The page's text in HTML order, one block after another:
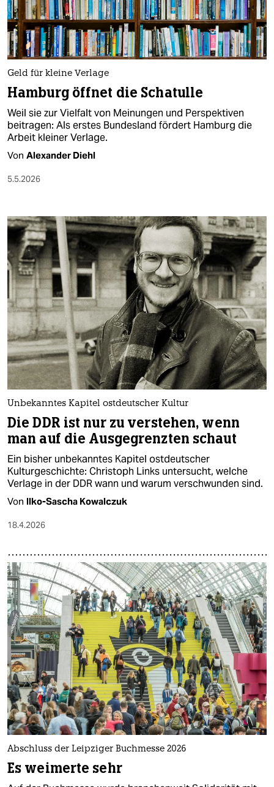
nord
wahrheit
verlag
verlag
veranstaltungen
shop
fragen & hilfe
abo
genossenschaft
epaper login
Geld für kleine Verlage
Hamburg öffnet die Schatulle
Weil sie zur Vielfalt von Meinungen und Perspektiven
beitragen: Als erstes Bundesland fördert Hamburg die
Arbeit kleiner Verlage.
Von Alexander Diehl
5.5.2026
Unbekanntes Kapitel ostdeutscher Kultur
Die DDR ist nur zu verstehen, wenn
man auf die Ausgegrenzten schaut
Ein bisher unbekanntes Kapitel ostdeutscher
Kulturgeschichte: Christoph Links untersucht, welche
Verlage in der DDR wann und warum verschwunden sind.
Von Ilko-Sascha Kowalczuk
18.4.2026
Abschluss der Leipziger Buchmesse 2026
Es weimerte sehr